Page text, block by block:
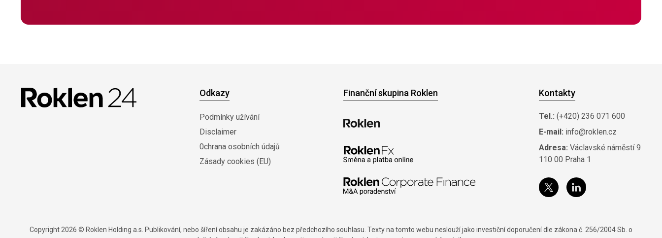
Odkazy
Podmínky užívání
Disclaimer
0chrana osobních údajů
Zásady cookies (EU)
Finanční skupina Roklen Kontakty
Tel.: (+420) 236 071 600
E-mail: info@roklen.cz
Adresa: Václavské náměstí 9
110 00 Praha 1
Copyright 2026 © Roklen Holding a.s. Publikování, nebo šíření obsahu je zakázáno bez předchozího souhlasu. Texty na tomto webu neslouží jako investiční doporučení dle zákona č. 256/2004 Sb. o